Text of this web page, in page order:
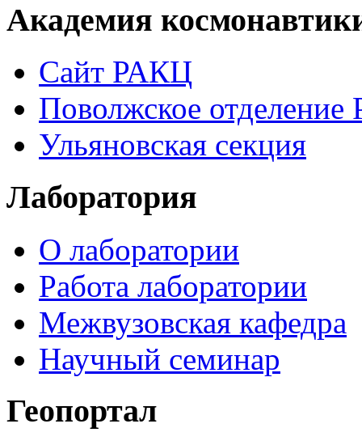
Академия
Сайт РАКЦ
Поволжское
Ульяновская секция
Лаборатория
О лаборатории
Работа лаборатории
Межвузовская кафедра
Научный семинар
Геопортал